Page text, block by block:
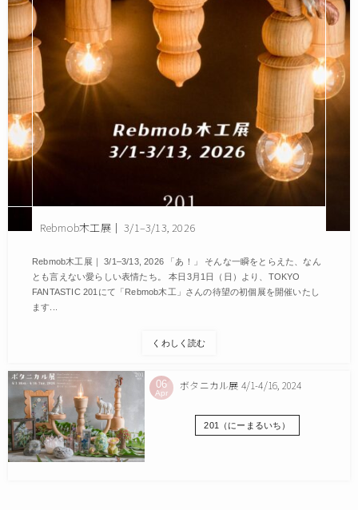
Rebmob木工展｜ 3/1–3/13, 2026
Rebmob木工展｜ 3/1–3/13, 2026 「あ！」 そんな一瞬をとらえた、なん
とも言えない愛らしい表情たち。 本日3月1日（日）より、TOKYO
FANTASTIC 201にて「Rebmob木工」さんの待望の初個展を開催いたし
ます...
くわしく読む
06
Apr
ボタニカル展 4/1-4/16, 2024
201（にーまるいち）